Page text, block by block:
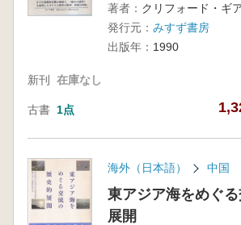
著者： クリフォード・ギ
発行元： みすず書房
出版年： 1990
新刊 在庫なし
古書 1点
海外（日本語） 中国
東アジア海をめぐ
展開